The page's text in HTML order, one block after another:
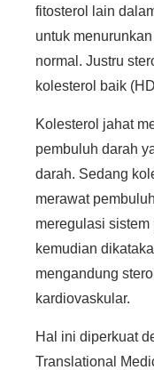
fitosterol lain
untuk
normal. Justru
kolesterol baik
Kolesterol jahat
pembuluh darah
darah. Sedang
merawat
meregulasi
kemudian
mengandung
kardiovaskular.
Hal ini diperkuat
Translational